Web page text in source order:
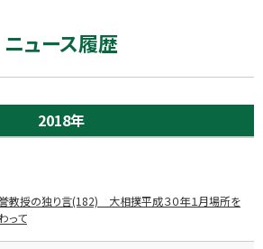
ニュース履歴
2018年
教授の独り言(182) 大相撲平成３０年１月場所を
って